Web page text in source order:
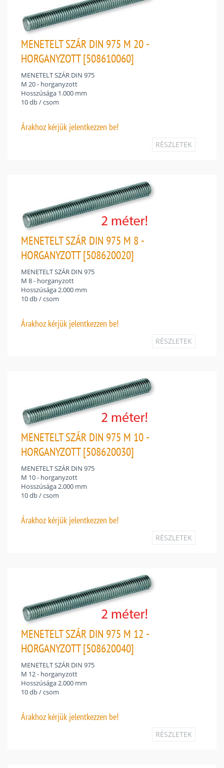
MENETELT SZÁR DIN 975 M 20 -
HORGANYZOTT [508610060]
MENETELT SZÁR DIN 975
M 20 - horganyzott
Hosszúsága 1.000 mm
10 db / csom
Árakhoz kérjük jelentkezzen be!
RÉSZLETEK
MENETELT SZÁR DIN 975 M 8 -
HORGANYZOTT [508620020]
MENETELT SZÁR DIN 975
M 8 - horganyzott
Hosszúsága 2.000 mm
10 db / csom
Árakhoz kérjük jelentkezzen be!
RÉSZLETEK
MENETELT SZÁR DIN 975 M 10 -
HORGANYZOTT [508620030]
MENETELT SZÁR DIN 975
M 10 - horganyzott
Hosszúsága 2.000 mm
10 db / csom
Árakhoz kérjük jelentkezzen be!
RÉSZLETEK
MENETELT SZÁR DIN 975 M 12 -
HORGANYZOTT [508620040]
MENETELT SZÁR DIN 975
M 12 - horganyzott
Hosszúsága 2.000 mm
10 db / csom
Árakhoz kérjük jelentkezzen be!
RÉSZLETEK